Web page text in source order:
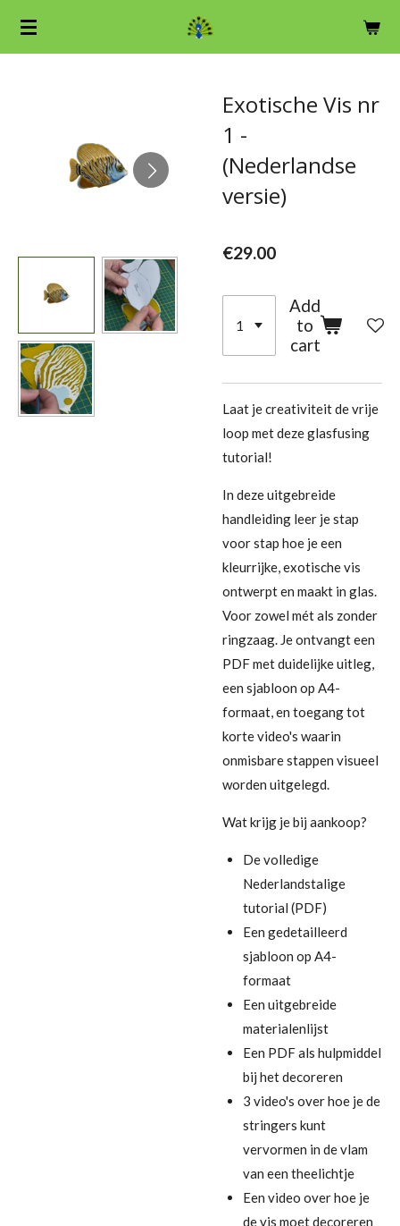
Skip
Exotische Vis nr
1 -
(Nederlandse
versie)
€29.00
Add
to
cart
Laat je creativiteit de vrije
loop met deze glasfusing
tutorial!
In deze uitgebreide
handleiding leer je stap
voor stap hoe je een
kleurrijke, exotische vis
ontwerpt en maakt in glas.
Voor zowel mét als zonder
ringzaag. Je ontvangt een
PDF met duidelijke uitleg,
een sjabloon op A4-
formaat, en toegang tot
korte video's waarin
onmisbare stappen visueel
worden uitgelegd.
Wat krijg je bij aankoop?
De volledige
Nederlandstalige
tutorial (PDF)
Een gedetailleerd
sjabloon op A4-
formaat
Een uitgebreide
materialenlijst
Een PDF als hulpmiddel
bij het decoreren
3 video's over hoe je de
stringers kunt
vervormen in de vlam
van een theelichtje
Een video over hoe je
de vis moet decoreren